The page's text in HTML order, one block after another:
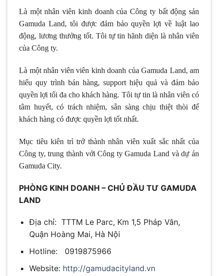
Là một nhân viên kinh doanh của Công ty bất động sản
Gamuda Land, tôi được đảm bảo quyền lợi về luật lao
động, lương thưởng tốt. Tôi tự tin hãnh diện là nhân viên
của Công ty.
Là một nhân viên viên kinh doanh của Gamuda Land, am
hiểu quy trình bán hàng, support hiệu quả và đảm bảo
quyền lợi tối đa cho khách hàng. Tôi tự tin là nhân viên có
tâm huyết, có trách nhiệm, sẵn sàng chịu thiệt thòi để
khách hàng có được quyền lợi tốt nhất.
Mục tiêu kiên trì trở thành nhân viên xuất sắc nhất của
Công ty, trung thành với Công ty Gamuda Land và dự án
Gamuda City.
PHÒNG KINH DOANH – CHỦ ĐẦU TƯ GAMUDA
LAND
Địa chỉ: TTTM Le Parc, Km 1,5 Pháp Vân,
Quận Hoàng Mai, Hà Nội
Hotline: 0919875966
Website: http://gamudacityland.vn